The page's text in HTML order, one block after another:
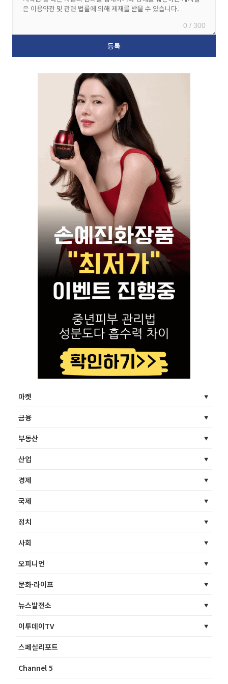
0 / 300
마켓
금융
부동산
산업
경제
국제
정치
사회
오피니언
문화·라이프
뉴스발전소
이투데이TV
스페셜리포트
Channel 5